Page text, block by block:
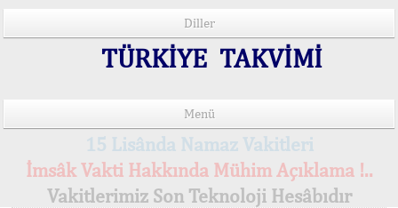
Diller
TÜRKİYE TAKVİMİ
Menü
15 Lisânda Namaz Vakitleri
İmsâk Vakti Hakkında Mühim Açıklama !..
Vakitlerimiz Son Teknoloji Hesâbıdır